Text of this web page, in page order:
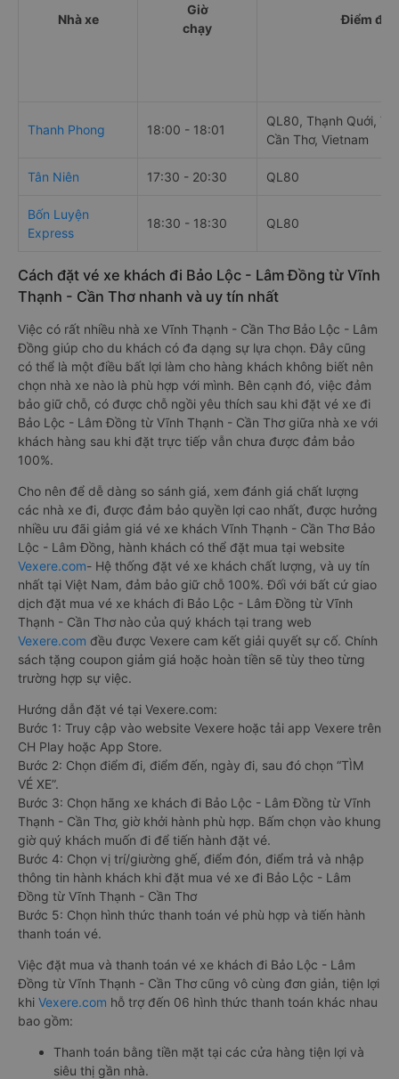
Nhà xe
Giờ
chạy
Điểm đi
Thanh Phong 18:00 - 18:01
QL80, Thạnh Quới,
Cần Thơ, Vietnam
Tân Niên 17:30 - 20:30 QL80
Bốn Luyện
Express
18:30 - 18:30 QL80
Cách đặt vé xe khách đi Bảo Lộc - Lâm Đồng từ Vĩnh
Thạnh - Cần Thơ nhanh và uy tín nhất
Việc có rất nhiều nhà xe Vĩnh Thạnh - Cần Thơ Bảo Lộc - Lâm
Đồng giúp cho du khách có đa dạng sự lựa chọn. Đây cũng
có thể là một điều bất lợi làm cho hàng khách không biết nên
chọn nhà xe nào là phù hợp với mình. Bên cạnh đó, việc đảm
bảo giữ chỗ, có được chỗ ngồi yêu thích sau khi đặt vé xe đi
Bảo Lộc - Lâm Đồng từ Vĩnh Thạnh - Cần Thơ giữa nhà xe với
khách hàng sau khi đặt trực tiếp vẫn chưa được đảm bảo
100%.
Cho nên để dễ dàng so sánh giá, xem đánh giá chất lượng
các nhà xe đi, được đảm bảo quyền lợi cao nhất, được hưởng
nhiều ưu đãi giảm giá vé xe khách Vĩnh Thạnh - Cần Thơ Bảo
Lộc - Lâm Đồng, hành khách có thể đặt mua tại website
Vexere.com- Hệ thống đặt vé xe khách chất lượng, và uy tín
nhất tại Việt Nam, đảm bảo giữ chỗ 100%. Đối với bất cứ giao
dịch đặt mua vé xe khách đi Bảo Lộc - Lâm Đồng từ Vĩnh
Thạnh - Cần Thơ nào của quý khách tại trang web
Vexere.com đều được Vexere cam kết giải quyết sự cố. Chính
sách tặng coupon giảm giá hoặc hoàn tiền sẽ tùy theo từng
trường hợp sự việc.
Hướng dẫn đặt vé tại Vexere.com:
Bước 1: Truy cập vào website Vexere hoặc tải app Vexere trên
CH Play hoặc App Store.
Bước 2: Chọn điểm đi, điểm đến, ngày đi, sau đó chọn “TÌM
VÉ XE”.
Bước 3: Chọn hãng xe khách đi Bảo Lộc - Lâm Đồng từ Vĩnh
Thạnh - Cần Thơ, giờ khởi hành phù hợp. Bấm chọn vào khung
giờ quý khách muốn đi để tiến hành đặt vé.
Bước 4: Chọn vị trí/giường ghế, điểm đón, điểm trả và nhập
thông tin hành khách khi đặt mua vé xe đi Bảo Lộc - Lâm
Đồng từ Vĩnh Thạnh - Cần Thơ
Bước 5: Chọn hình thức thanh toán vé phù hợp và tiến hành
thanh toán vé.
Việc đặt mua và thanh toán vé xe khách đi Bảo Lộc - Lâm
Đồng từ Vĩnh Thạnh - Cần Thơ cũng vô cùng đơn giản, tiện lợi
khi Vexere.com hỗ trợ đến 06 hình thức thanh toán khác nhau
bao gồm:
Thanh toán bằng tiền mặt tại các cửa hàng tiện lợi và
siêu thị gần nhà.